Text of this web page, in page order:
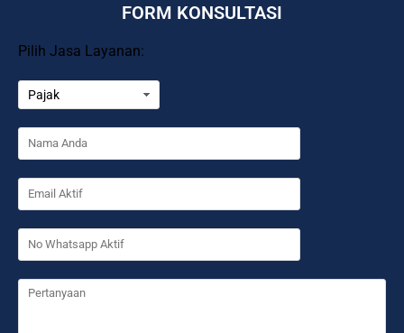
FORM KONSULTASI
Pilih Jasa Layanan: